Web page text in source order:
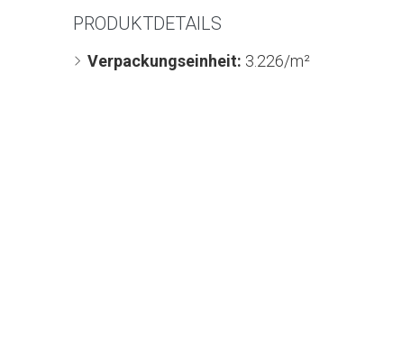
PRODUKTDETAILS
Verpackungseinheit: 3.226/m²